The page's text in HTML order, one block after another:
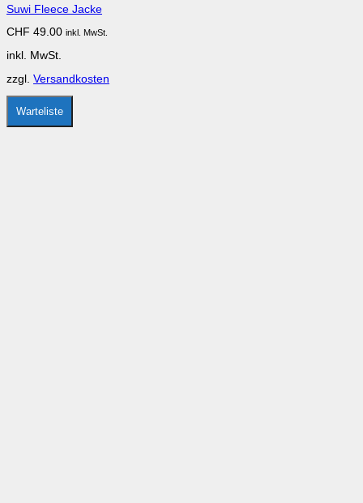
Varianten
Die
können
der
Produktseite
gewählt
Suwi Fleece Jacke
CHF 49.00 inkl. MwSt.
inkl. MwSt.
zzgl. Versandkosten
Warteliste